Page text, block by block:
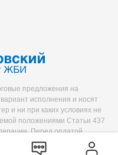
предложения на
исполнения и носят
и ни при каких условиях не
положениями Статьи 437
Перед оплатой
у менеджера.